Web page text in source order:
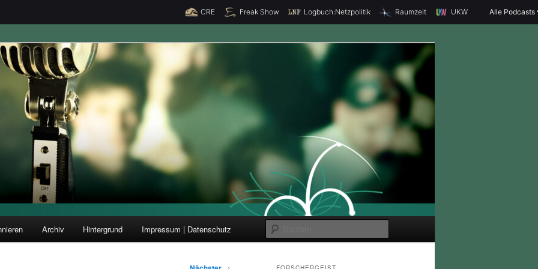
CRE Freak Show Logbuch:Netzpolitik Raumzeit UKW Alle Podcasts
und Forschung
u
Archiv Hintergrund Impressum | Datenschutz